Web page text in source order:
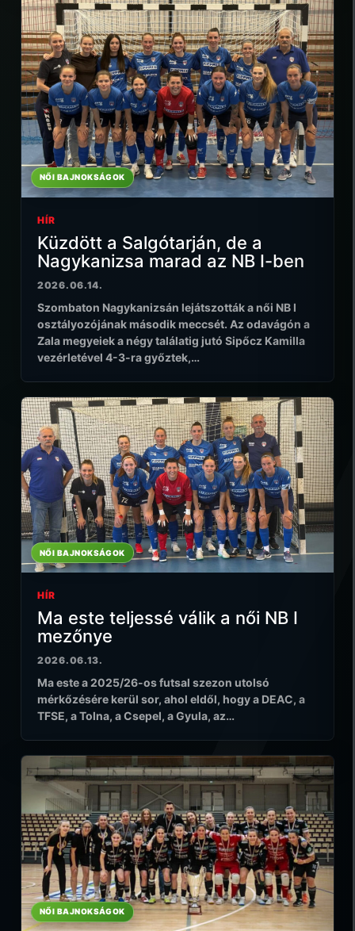
NŐI BAJNOKSÁGOK
HÍR
Küzdött a Salgótarján, de a
Nagykanizsa marad az NB I-ben
2026.06.14.
Szombaton Nagykanizsán lejátszották a női NB I
osztályozójának második meccsét. Az odavágón a
Zala megyeiek a négy találatig jutó Sipőcz Kamilla
vezérletével 4-3-ra győztek,…
NŐI BAJNOKSÁGOK
HÍR
Ma este teljessé válik a női NB I
mezőnye
2026.06.13.
Ma este a 2025/26-os futsal szezon utolsó
mérkőzésére kerül sor, ahol eldől, hogy a DEAC, a
TFSE, a Tolna, a Csepel, a Gyula, az…
NŐI BAJNOKSÁGOK